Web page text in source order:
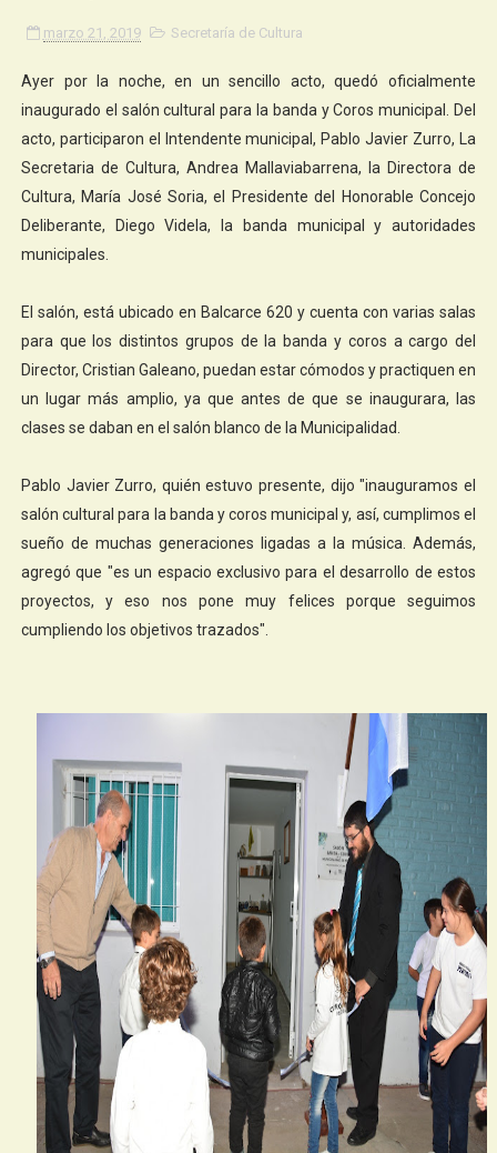
marzo 21, 2019 Secretaría de Cultura
Ayer por la noche, en un sencillo acto, quedó oficialmente
inaugurado el salón cultural para la banda y Coros municipal. Del
acto, participaron el Intendente municipal, Pablo Javier Zurro, La
Secretaria de Cultura, Andrea Mallaviabarrena, la Directora de
Cultura, María José Soria, el Presidente del Honorable Concejo
Deliberante, Diego Videla, la banda municipal y autoridades
municipales.
El salón, está ubicado en Balcarce 620 y cuenta con varias salas
para que los distintos grupos de la banda y coros a cargo del
Director, Cristian Galeano, puedan estar cómodos y practiquen en
un lugar más amplio, ya que antes de que se inaugurara, las
clases se daban en el salón blanco de la Municipalidad.
Pablo Javier Zurro, quién estuvo presente, dijo "inauguramos el
salón cultural para la banda y coros municipal y, así, cumplimos el
sueño de muchas generaciones ligadas a la música. Además,
agregó que "es un espacio exclusivo para el desarrollo de estos
proyectos, y eso nos pone muy felices porque seguimos
cumpliendo los objetivos trazados".